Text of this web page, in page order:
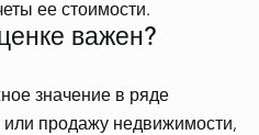
важен?
значение в ряде
или продажу недвижимости,